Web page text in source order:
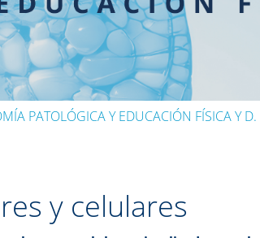
PATOLÓGICA Y EDUCACIÓN FÍSICA Y D.
y celulares